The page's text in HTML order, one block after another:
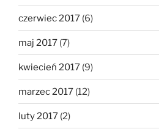
czerwiec 2017 (6)
maj 2017 (7)
kwiecień 2017 (9)
marzec 2017 (12)
luty 2017 (2)